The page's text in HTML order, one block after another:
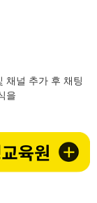
채널 추가 후 채팅
을